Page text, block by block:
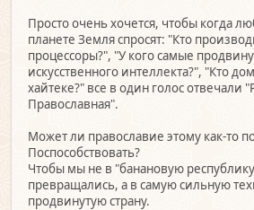
Просто очень хочется, чтобы когда
планете Земля спросят: "Кто
процессоры?", "У кого самые
искусственного интеллекта?", "Кто
хайтеке?" все в один голос отвечали
Православная".
Может ли православие этому как-то
Поспособствовать?
Чтобы мы не в "банановую
превращались, а в самую сильную
продвинутую страну.